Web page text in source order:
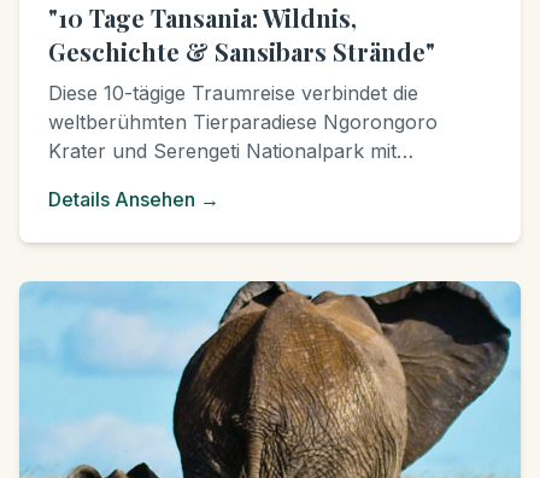
"10 Tage Tansania: Wildnis,
Geschichte & Sansibars Strände"
Diese 10-tägige Traumreise verbindet die
weltberühmten Tierparadiese Ngorongoro
Krater und Serengeti Nationalpark mit
Olduvai-Schlucht und dem UNESCO-
Weltkulturerbe Stone Town auf Sansibar.
erholsame Tage an den weißen Sandstränden
der Gewürzinsel.
Details Ansehen →